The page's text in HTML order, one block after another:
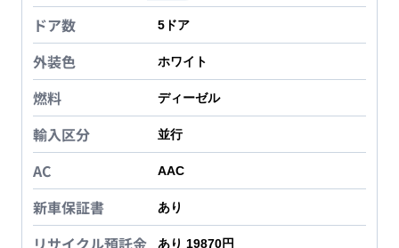
ドア数 5 ドア
外装色 ホワイト
燃料 ディーゼル
輸入区分 並行
AC AAC
新車保証書 あり
あり 19870円